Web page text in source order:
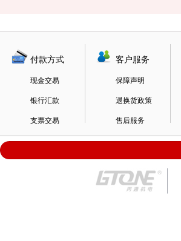
付款方式
现金交易
银行汇款
支票交易
客户服务
保障声明
退换货政策
售后服务